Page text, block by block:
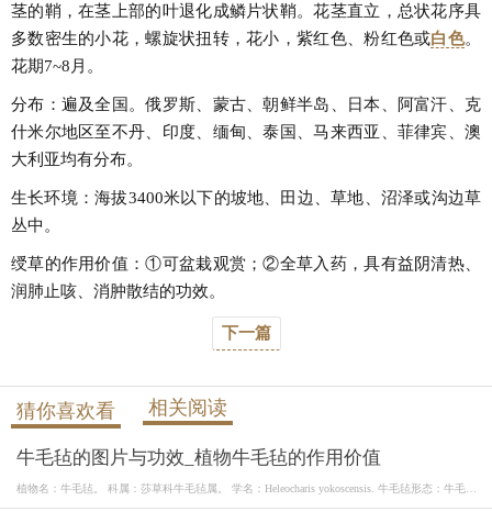
茎的鞘，在茎上部的叶退化成鳞片状鞘。花茎直立，总状花序具
多数密生的小花，螺旋状扭转，花小，紫红色、粉红色或白色。
花期7~8月。
分布：遍及全国。俄罗斯、蒙古、朝鲜半岛、日本、阿富汗、克
什米尔地区至不丹、印度、缅甸、泰国、马来西亚、菲律宾、澳
大利亚均有分布。
生长环境：海拔3400米以下的坡地、田边、草地、沼泽或沟边草
丛中。
绶草的作用价值：①可盆栽观赏；②全草入药，具有益阴清热、
润肺止咳、消肿散结的功效。
下一篇
猜你喜欢看 相关阅读
牛毛毡的图片与功效_植物牛毛毡的作用价值
植物名：牛毛毡。 科属：莎草科牛毛毡属。 学名：Heleocharis yokoscensis. 牛毛毡形态：牛毛毡